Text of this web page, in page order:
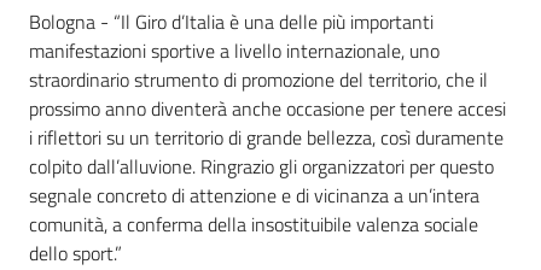
Contenuto
Bologna - “Il Giro d’Italia è una delle più importanti
manifestazioni sportive a livello internazionale, uno
straordinario strumento di promozione del territorio, che il
prossimo anno diventerà anche occasione per tenere accesi
i riflettori su un territorio di grande bellezza, così duramente
colpito dall’alluvione. Ringrazio gli organizzatori per questo
segnale concreto di attenzione e di vicinanza a un’intera
comunità, a conferma della insostituibile valenza sociale
dello sport.”